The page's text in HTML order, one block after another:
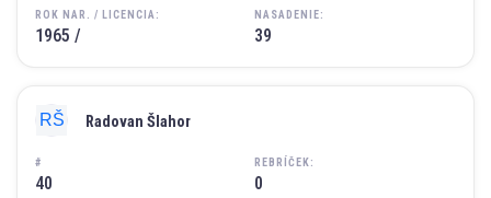
ROK NAR. / LICENCIA:
1965 /
NASADENIE:
39
#
40
Radovan Šlahor
REBRÍČEK:
0